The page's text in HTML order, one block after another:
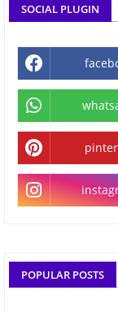
SOCIAL PLUGIN
POPULAR POSTS